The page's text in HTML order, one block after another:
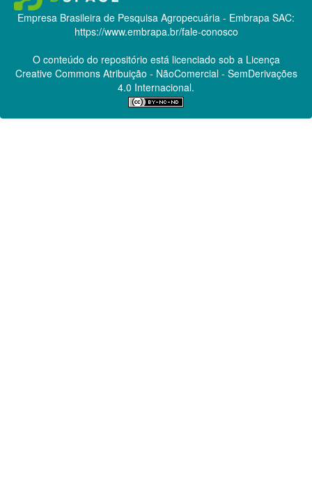
Empresa Brasileira de Pesquisa Agropecuária - Embrapa SAC:
https://www.embrapa.br/fale-conosco
O conteúdo do repositório está licenciado sob a Licença
Creative CommonsAtribuição - NãoComercial - SemDerivações
4.0 Internacional.